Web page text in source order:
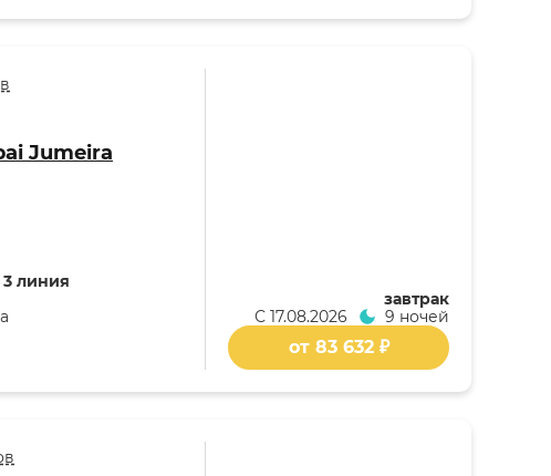
Jumeira
3 линия
завтрак
С 17.08.2026 9 ночей
от 83 632 ₽